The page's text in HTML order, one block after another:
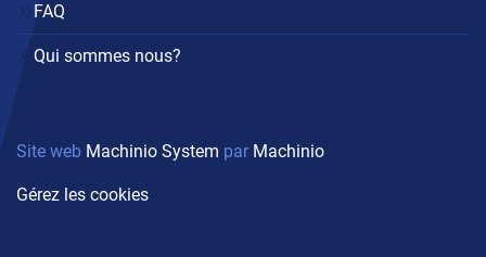
FAQ
Qui sommes nous?
Site web Machinio System par Machinio
Gérez les cookies